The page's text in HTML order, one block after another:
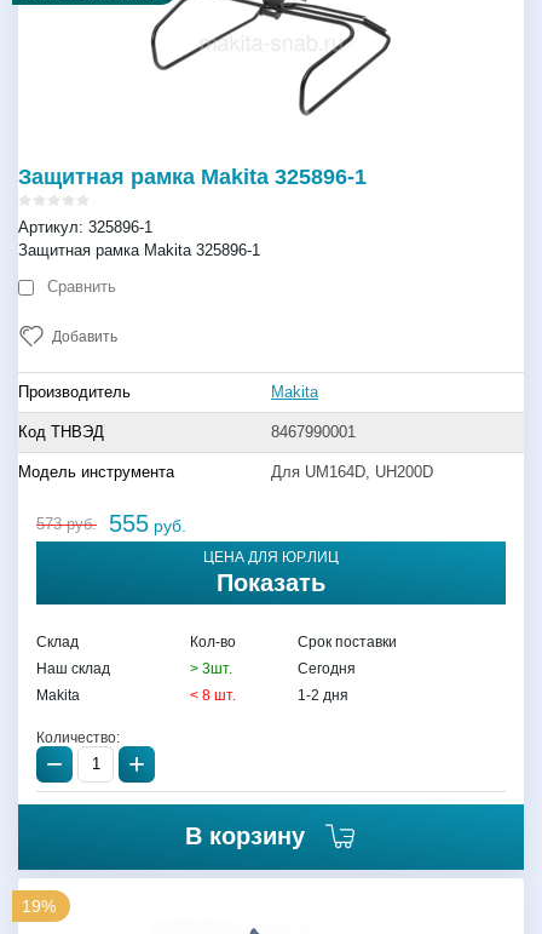
Защитная рамка Makita 325896-1
Артикул: 325896-1
Защитная рамка Makita 325896-1
Сравнить
Добавить
Производитель Makita
Код ТНВЭД 8467990001
Модель инструмента Для UM164D, UH200D
573руб. 555 руб.
ЦЕНА ДЛЯ ЮР.ЛИЦ
Показать
Склад Кол-во
Срок поставки
Наш склад
> 3шт.
Сегодня
Makita
< 8 шт. 1-2 дня
Количество:
− +
В корзину
19%